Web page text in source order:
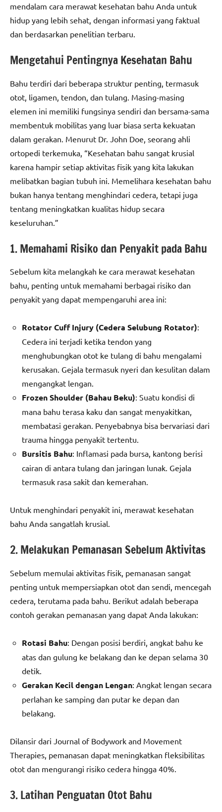
mendalam cara merawat kesehatan bahu Anda untuk
hidup yang lebih sehat, dengan informasi yang faktual
dan berdasarkan penelitian terbaru.
Mengetahui Pentingnya Kesehatan Bahu
Bahu terdiri dari beberapa struktur penting, termasuk
otot, ligamen, tendon, dan tulang. Masing-masing
elemen ini memiliki fungsinya sendiri dan bersama-sama
membentuk mobilitas yang luar biasa serta kekuatan
dalam gerakan. Menurut Dr. John Doe, seorang ahli
ortopedi terkemuka, “Kesehatan bahu sangat krusial
karena hampir setiap aktivitas fisik yang kita lakukan
melibatkan bagian tubuh ini. Memelihara kesehatan bahu
bukan hanya tentang menghindari cedera, tetapi juga
tentang meningkatkan kualitas hidup secara
keseluruhan.”
1. Memahami Risiko dan Penyakit pada Bahu
Sebelum kita melangkah ke cara merawat kesehatan
bahu, penting untuk memahami berbagai risiko dan
penyakit yang dapat mempengaruhi area ini:
Rotator Cuff Injury (Cedera Selubung Rotator):
Cedera ini terjadi ketika tendon yang
menghubungkan otot ke tulang di bahu mengalami
kerusakan. Gejala termasuk nyeri dan kesulitan dalam
mengangkat lengan.
Frozen Shoulder (Bahau Beku): Suatu kondisi di
mana bahu terasa kaku dan sangat menyakitkan,
membatasi gerakan. Penyebabnya bisa bervariasi dari
trauma hingga penyakit tertentu.
Bursitis Bahu: Inflamasi pada bursa, kantong berisi
cairan di antara tulang dan jaringan lunak. Gejala
termasuk rasa sakit dan kemerahan.
Untuk menghindari penyakit ini, merawat kesehatan
bahu Anda sangatlah krusial.
2. Melakukan Pemanasan Sebelum Aktivitas
Sebelum memulai aktivitas fisik, pemanasan sangat
penting untuk mempersiapkan otot dan sendi, mencegah
cedera, terutama pada bahu. Berikut adalah beberapa
contoh gerakan pemanasan yang dapat Anda lakukan:
Rotasi Bahu: Dengan posisi berdiri, angkat bahu ke
atas dan gulung ke belakang dan ke depan selama 30
detik.
Gerakan Kecil dengan Lengan: Angkat lengan secara
perlahan ke samping dan putar ke depan dan
belakang.
Dilansir dari Journal of Bodywork and Movement
Therapies, pemanasan dapat meningkatkan fleksibilitas
otot dan mengurangi risiko cedera hingga 40%.
3. Latihan Penguatan Otot Bahu